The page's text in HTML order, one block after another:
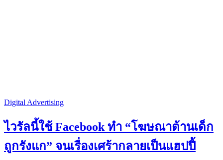
Digital Advertising
ไวรัลนี้ใช้ Facebook ทำ “โฆษณาต้านเด็ก
ถูกรังแก” จนเรื่องเศร้ากลายเป็นแฮปปี้